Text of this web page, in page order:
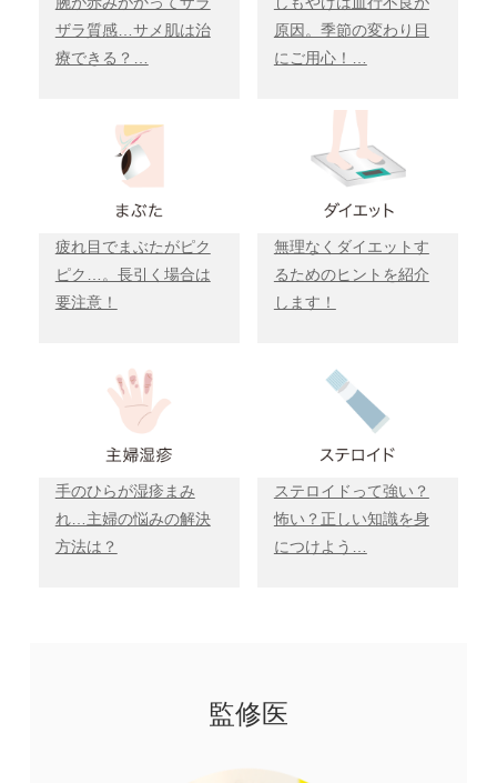
ザラ質感…サメ肌は治
療できる？…
原因。季節の変わり目
にご用心！…
疲れ目でまぶたがピク
ピク…。長引く場合は
要注意！
無理なくダイエットす
るためのヒントを紹介
します！
手のひらが湿疹まみ
れ…主婦の悩みの解決
方法は？
ステロイドって強い？
怖い？正しい知識を身
につけよう…
監修医